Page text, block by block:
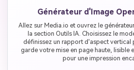
Générateur d'Image
Allez sur Media.io et ouvrez le
la section Outils IA. Choisissez le
définissez un rapport d'aspect vertical
garde votre mise en page haute, lisible
pour une impression